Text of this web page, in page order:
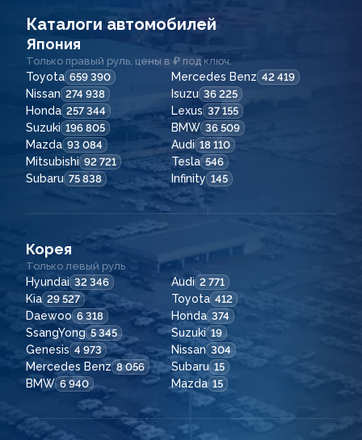
Каталоги автомобилей
Япония
Только правый руль, цены в ₽ под ключ.
Toyota 659 390 Mercedes Benz 42 419
Nissan 274 938 Isuzu 36 225
Honda 257 344 Lexus 37 155
Suzuki 196 805 BMW 36 509
Mazda 93 084 Audi 18 110
Mitsubishi 92 721 Tesla 546
Subaru 75 838 Infinity 145
Корея
Только левый руль
Hyundai 32 346 Audi 2 771
Kia 29 527 Toyota 412
Daewoo 6 318 Honda 374
SsangYong 5 345 Suzuki 19
Genesis 4 973 Nissan 304
Mercedes Benz 8 056 Subaru 15
BMW 6 940 Mazda 15